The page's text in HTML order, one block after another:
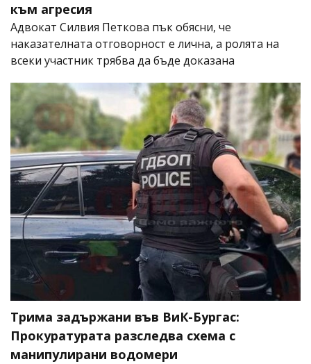
към агресия
Адвокат Силвия Петкова пък обясни, че
наказателната отговорност е лична, а ролята на
всеки участник трябва да бъде доказана
Трима задържани във ВиК-Бургас:
Прокуратурата разследва схема с
манипулирани водомери